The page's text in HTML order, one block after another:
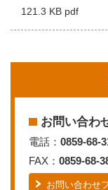
121.3 KB pdf
お問い合わ
電話： 0859-68-
FAX： 0859-68-
お問い合わせ